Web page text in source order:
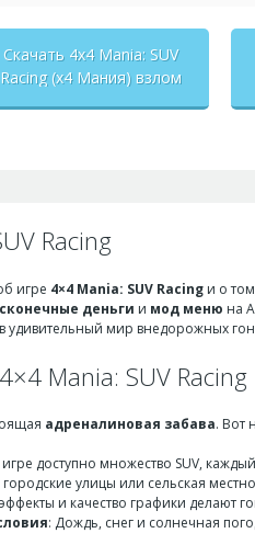
Скачать 4x4 Mania: SUV
Racing (х4 Мания) взлом
Racing
игре 4×4 Mania: SUV Racing и о
деньги и мод меню на
удивительный мир внедорожных
Mania: SUV Racing
адреналиновая забава. Вот
игре доступно множество SUV,
городские улицы или сельская
и качество графики делают
: Дождь, снег и солнечная